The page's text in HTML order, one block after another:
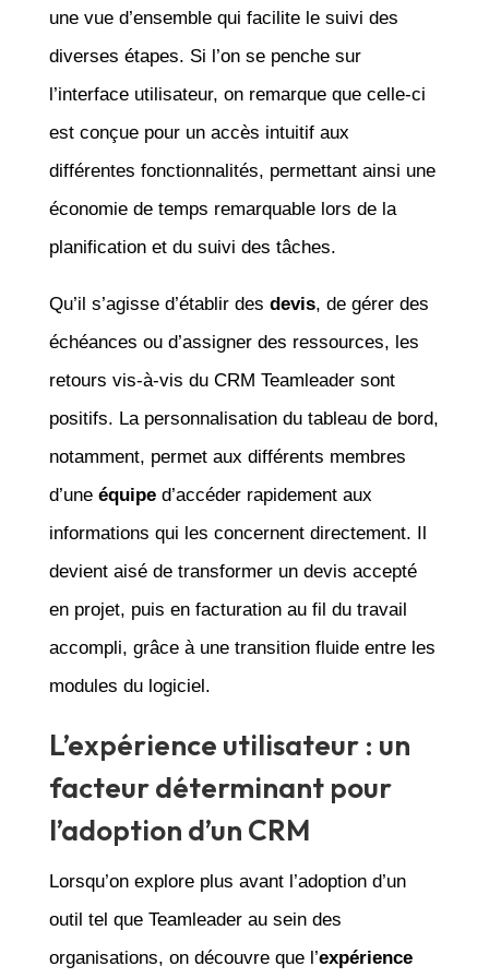
une vue d’ensemble qui facilite le suivi des
diverses étapes. Si l’on se penche sur
l’interface utilisateur, on remarque que celle-ci
est conçue pour un accès intuitif aux
différentes fonctionnalités, permettant ainsi une
économie de temps remarquable lors de la
planification et du suivi des tâches.
Qu’il s’agisse d’établir des devis, de gérer des
échéances ou d’assigner des ressources, les
retours vis-à-vis du CRM Teamleader sont
positifs. La personnalisation du tableau de bord,
notamment, permet aux différents membres
d’une équiped’accéder rapidement aux
informations qui les concernent directement. Il
devient aisé de transformer un devis accepté
en projet, puis en facturation au fil du travail
accompli, grâce à une transition fluide entre les
modules du logiciel.
L’expérience utilisateur : un
facteur déterminant pour
l’adoption d’un CRM
Lorsqu’on explore plus avant l’adoption d’un
outil tel que Teamleader au sein des
organisations, on découvre que l’expérience